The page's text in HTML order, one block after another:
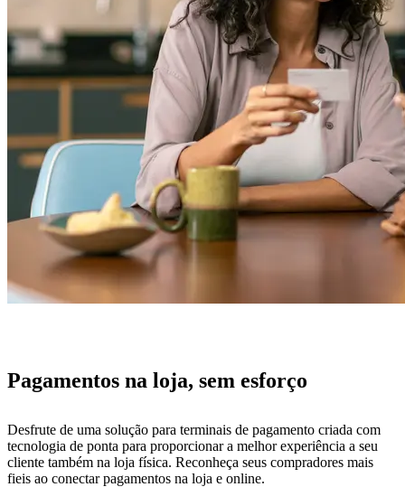
Pagamentos na loja, sem esforço
Desfrute de uma solução para terminais de pagamento criada com
tecnologia de ponta para proporcionar a melhor experiência a seu
cliente também na loja física. Reconheça seus compradores mais
fieis ao conectar pagamentos na loja e online.